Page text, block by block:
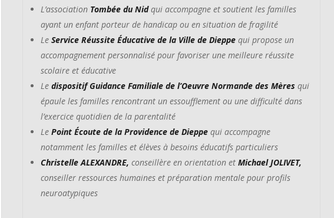
L’association Tombée du Nidqui accompagne et soutient les familles
ayant un enfant porteur de handicap ou en situation de fragilité
Le Service Réussite Éducative de la Ville de Dieppe qui propose un
accompagnement personnalisé pour favoriser une meilleure réussite
scolaire et éducative
Le dispositif Guidance Familiale de l’Oeuvre Normande des Mères qui
épaule les familles rencontrant un essoufflement ou une difficulté dans
l’exercice quotidien de la parentalité
Le Point Écoute de la Providence de Dieppe qui accompagne
notamment les familles et élèves à besoins éducatifs particuliers
Christelle ALEXANDRE, conseillère en orientation et Michael JOLIVET,
conseiller ressources humaines et préparation mentale pour profils
neuroatypiques